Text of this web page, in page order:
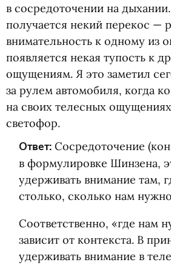
в сосредоточении на дыхании.
получается некий перекос —
внимательность к одному из
появляется некая тупость к
ощущениям. Я это заметил
за рулем автомобиля, когда
на своих телесных
светофор.
Ответ:Сосредоточение (
в формулировке Шинзена,
удерживать внимание там,
столько, сколько нам
Соответственно, «где нам
зависит от контекста. В
удерживать внимание в